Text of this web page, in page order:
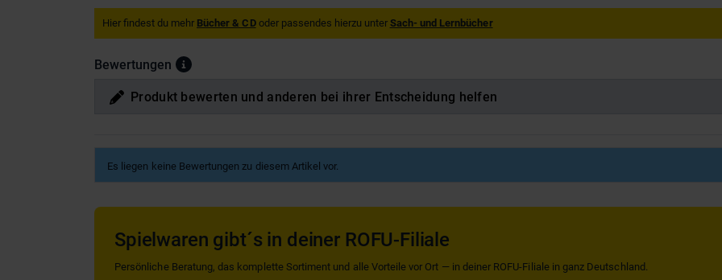
Hier findest du mehr Bücher & CDoder passendes hierzu unter Sach- und Lernbücher
Bewertungen
Produkt bewerten und anderen bei ihrer Entscheidung helfen
Es liegen keine Bewertungen zu diesem Artikel vor.
Spielwaren gibt´s in deiner ROFU-Filiale
Persönliche Beratung, das komplette Sortiment und alle Vorteile vor Ort — in deiner ROFU-Filiale in ganz Deutschland.